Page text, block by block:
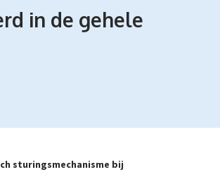
in de gehele
sturingsmechanisme bij